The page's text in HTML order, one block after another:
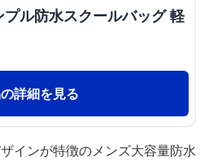
ル防水スクールバッグ 軽
詳細を見る
インが特徴のメンズ大容量防水